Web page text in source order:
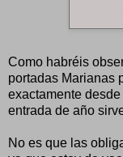
Como habréis
portadas Marianas
exactamente
entrada de año
No es que las